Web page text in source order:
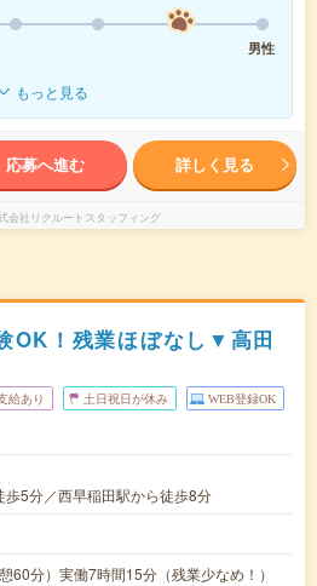
男性
もっと見る
応募へ進む 詳しく見る
会社リクルートスタッフィング
OK！残業ほぼなし▼高田
給あり 土日祝日が休み WEB登録OK
歩5分／西早稲田駅から徒歩8分
60分）実働7時間15分（残業少なめ！）